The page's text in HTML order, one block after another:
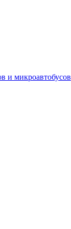
и микроавтобусов